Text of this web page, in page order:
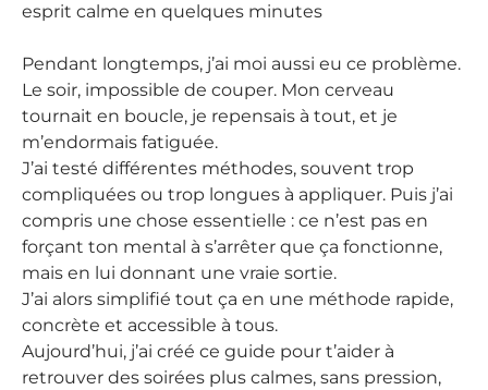
esprit calme en quelques minutes
Pendant longtemps, j’ai moi aussi eu ce problème.
Le soir, impossible de couper. Mon cerveau
tournait en boucle, je repensais à tout, et je
m’endormais fatiguée.
J’ai testé différentes méthodes, souvent trop
compliquées ou trop longues à appliquer. Puis j’ai
compris une chose essentielle : ce n’est pas en
forçant ton mental à s’arrêter que ça fonctionne,
mais en lui donnant une vraie sortie.
J’ai alors simplifié tout ça en une méthode rapide,
concrète et accessible à tous.
Aujourd’hui, j’ai créé ce guide pour t’aider à
retrouver des soirées plus calmes, sans pression,